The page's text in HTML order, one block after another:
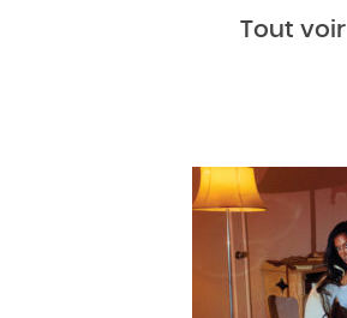
Tout voir